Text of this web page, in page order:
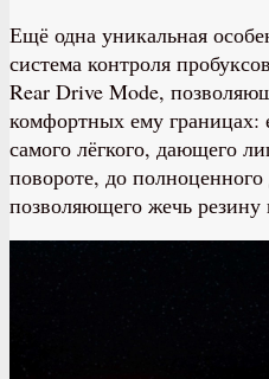
Ещё одна уникальная
система контроля
Rear Drive Mode,
комфортных ему границах:
самого лёгкого, дающего
повороте, до
позволяющего жечь